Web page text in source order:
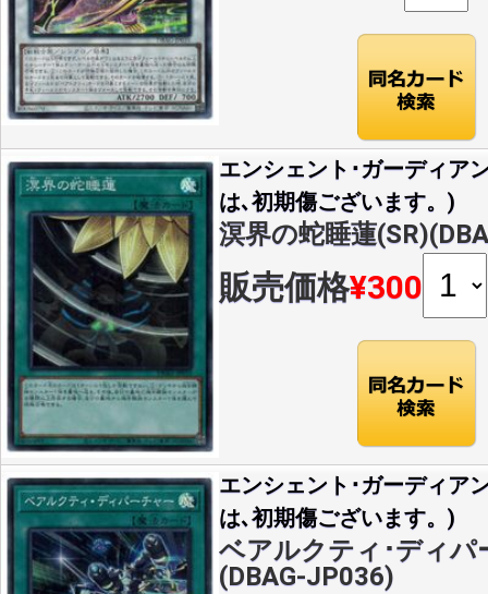
エンシェント･ガーディア
は､初期傷ございます。)
溟界の蛇睡蓮
販売価格¥300
エンシェント･ガーディア
は､初期傷ございます。)
ベアルクティ･ディパ
(DBAG-JP036)